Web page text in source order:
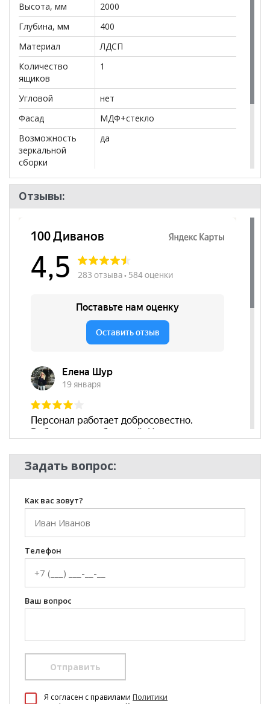
Высота, мм
2000
Глубина, мм
400
Материал
ЛДСП
Количество
ящиков
1
Угловой
нет
Фасад
МДФ+стекло
Возможность
зеркальной
сборки
да
Бренд
Ивару
Стиль
Пол
Отзывы:
Задать вопрос:
Как вас зовут?
Телефон
Ваш вопрос
Отправить
Я согласен c правилами Политики